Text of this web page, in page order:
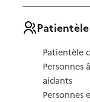
Patientèle
Patientèle
Personnes
aidants
Personnes